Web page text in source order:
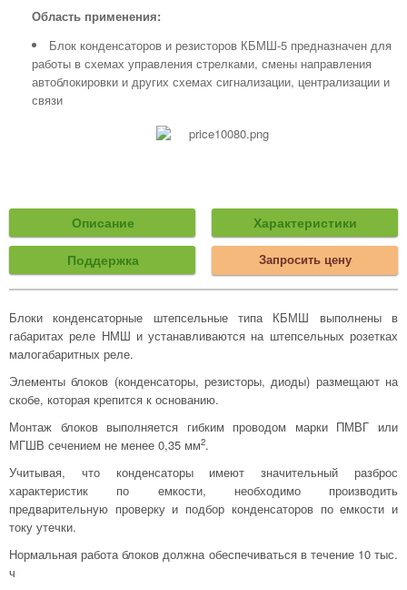
Область применения:
Блок конденсаторов и резисторов КБМШ-5 предназначен для
работы в схемах управления стрелками, смены направления
автоблокировки и других схемах сигнализации, централизации и
связи
Описание Характеристики
Поддержка Запросить цену
Блоки конденсаторные штепсельные типа КБМШ выполнены в
габаритах реле НМШ и устанавливаются на штепсельных розетках
малогабаритных реле.
Элементы блоков (конденсаторы, резисторы, диоды) размещают на
скобе, которая крепится к основанию.
Монтаж блоков выполняется гибким проводом марки ПМВГ или
МГШВ сечением не менее 0,35 мм2.
Учитывая, что конденсаторы имеют значительный разброс
характеристик по емкости, необходимо производить
предварительную проверку и подбор конденсаторов по емкости и
току утечки.
Нормальная работа блоков должна обеспечиваться в течение 10 тыс.
ч